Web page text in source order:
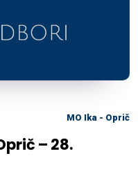
MO Ika - Oprič
– 28.